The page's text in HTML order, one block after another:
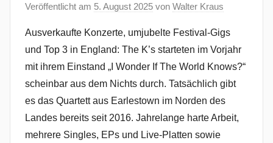
Veröffentlicht am 5. August 2025 von Walter Kraus
Ausverkaufte Konzerte, umjubelte Festival-Gigs
und Top 3 in England: The K’s starteten im Vorjahr
mit ihrem Einstand „I Wonder If The World Knows?“
scheinbar aus dem Nichts durch. Tatsächlich gibt
es das Quartett aus Earlestown im Norden des
Landes bereits seit 2016. Jahrelange harte Arbeit,
mehrere Singles, EPs und Live-Platten sowie